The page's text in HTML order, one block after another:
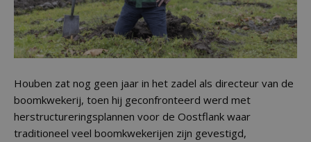
Houben zat nog geen jaar in het zadel als directeur van de
boomkwekerij, toen hij geconfronteerd werd met
herstructureringsplannen voor de Oostflank waar
traditioneel veel boomkwekerijen zijn gevestigd,